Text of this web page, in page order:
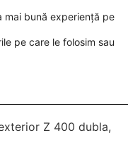
+373 600 888 44
0
Z 400 dubla,
mai bună experiență pe
pe care le folosim sau
Cookie Banner